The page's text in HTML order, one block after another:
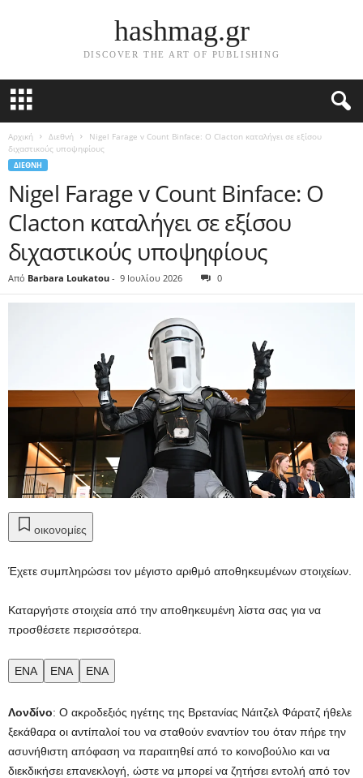
hashmag.gr
DISCOVER THE ART OF PUBLISHING
Αρχική Διεθνή
Nigel Farage v Count Binface: Ο Clacton καταλήγει σε εξίσου
διχαστικούς υποψηφίους
ΔΙΕΘΝΉ
Nigel Farage v Count Binface: Ο
Clacton καταλήγει σε εξίσου
διχαστικούς υποψηφίους
Από Barbara Loukatou - 9 Ιουλίου 2026 0
οικονομίες
Έχετε συμπληρώσει τον μέγιστο αριθμό αποθηκευμένων στοιχείων.
Καταργήστε στοιχεία από την αποθηκευμένη λίστα σας για να
προσθέσετε περισσότερα.
ΕΝΑ ΕΝΑ ΕΝΑ
Λονδίνο: Ο ακροδεξιός ηγέτης της Βρετανίας Νάιτζελ Φάρατζ ήθελε
ξεκάθαρα οι αντίπαλοί του να σταθούν εναντίον του όταν πήρε την
ασυνήθιστη απόφαση να παραιτηθεί από το κοινοβούλιο και να
διεκδικήσει επανεκλογή, ώστε να μπορεί να ζητήσει εντολή από τον